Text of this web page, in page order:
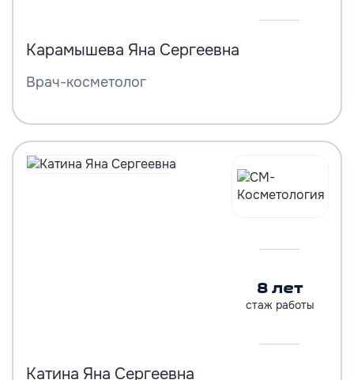
Карамышева Яна Сергеевна
Врач-косметолог
8 лет
стаж работы
Катина Яна Сергеевна